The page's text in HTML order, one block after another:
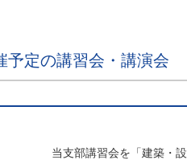
予定の講習会・講演会
当支部講習会を「建築・設